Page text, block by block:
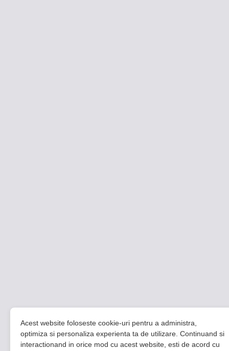
Acest website foloseste cookie-uri pentru a administra,
optimiza si personaliza experienta ta de utilizare. Continuand si
interactionand in orice mod cu acest website, esti de acord cu